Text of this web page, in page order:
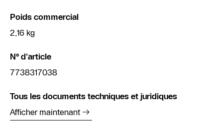
Poids commercial
2,16 kg
N° d'article
7738317038
Tous les documents techniques et juridiques
Afficher maintenant